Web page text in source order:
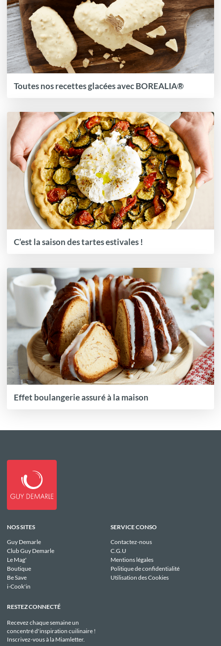
Toutes nos recettes glacées avec BOREALIA®
C’est la saison des tartes estivales !
Effet boulangerie assuré à la maison
NOS SITES
Guy Demarle
Club Guy Demarle
Le Mag'
Boutique
Be Save
i-Cook'in
SERVICE CONSO
Contactez-nous
C.G.U
Mentions légales
Politique de confidentialité
Utilisation des Cookies
RESTEZ CONNECTÉ
Recevez chaque semaine un
concentré d'inspiration cuilinaire !
Inscrivez-vous à la Miamletter.